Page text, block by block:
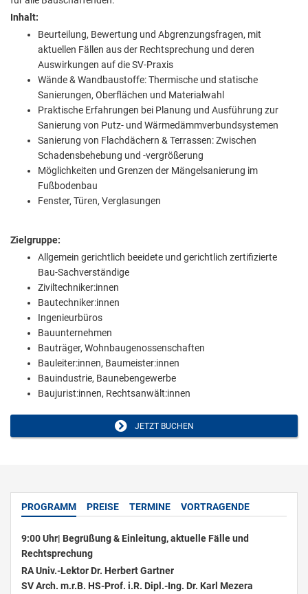
Inhalt:
Beurteilung, Bewertung und Abgrenzungsfragen, mit
aktuellen Fällen aus der Rechtsprechung und deren
Auswirkungen auf die SV-Praxis
Wände & Wandbaustoffe: Thermische und statische
Sanierungen, Oberflächen und Materialwahl
Praktische Erfahrungen bei Planung und Ausführung zur
Sanierung von Putz- und Wärmedämmverbundsystemen
Sanierung von Flachdächern & Terrassen: Zwischen
Schadensbehebung und -vergrößerung
Möglichkeiten und Grenzen der Mängelsanierung im
Fußbodenbau
Fenster, Türen, Verglasungen
Zielgruppe:
Allgemein gerichtlich beeidete und gerichtlich zertifizierte
Bau-Sachverständige
Ziviltechniker:innen
Bautechniker:innen
Ingenieurbüros
Bauunternehmen
Bauträger, Wohnbaugenossenschaften
Bauleiter:innen, Baumeister:innen
Bauindustrie, Baunebengewerbe
Baujurist:innen, Rechtsanwält:innen
JETZT BUCHEN
PROGRAMM PREISE TERMINE VORTRAGENDE
9:00 Uhr| Begrüßung & Einleitung, aktuelle Fälle und
Rechtsprechung
RA Univ.-Lektor Dr. Herbert Gartner
SV Arch. m.r.B. HS-Prof. i.R. Dipl.-Ing. Dr. Karl Mezera